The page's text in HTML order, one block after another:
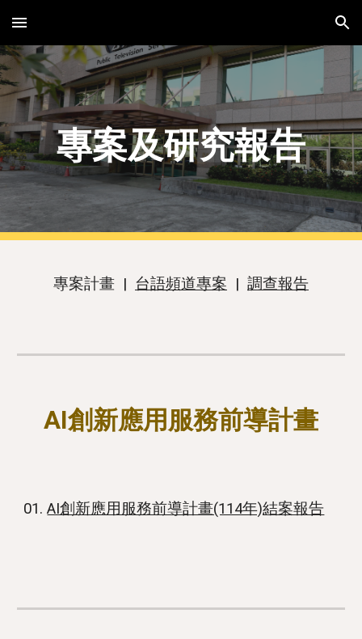
Skip to main content Skip to navigation
專案及研究報告
專案計畫 | 台語頻道專案 | 調查報告
AI創新應用服務前導計畫
01.AI創新應用服務前導計畫(114年)結案報告